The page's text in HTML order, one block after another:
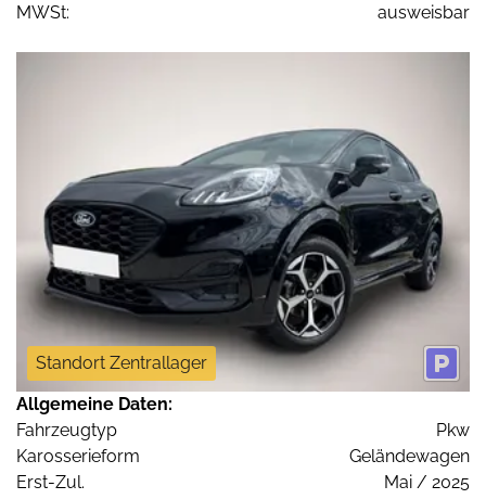
MWSt:
ausweisbar
Standort Zentrallager
Allgemeine Daten:
Fahrzeugtyp
Pkw
Karosserieform
Geländewagen
Erst-Zul.
Mai / 2025